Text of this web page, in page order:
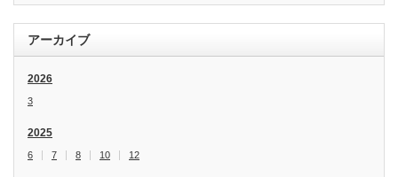
アーカイブ
2026
3
2025
6 7 8 10 12